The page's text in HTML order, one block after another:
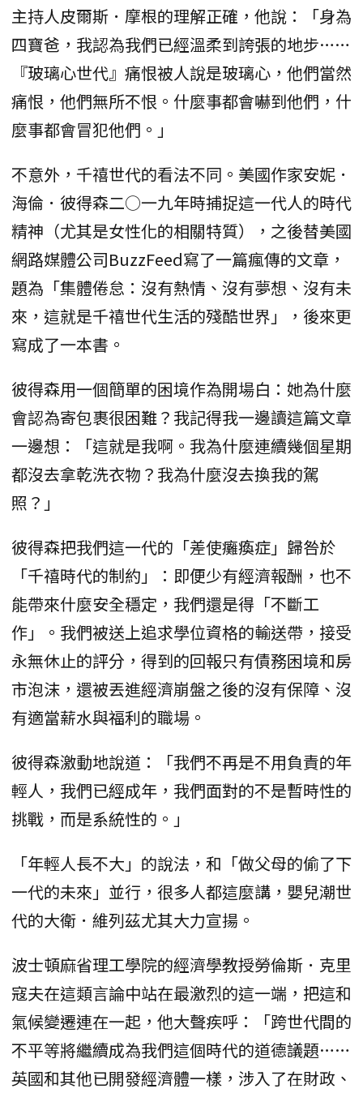
主持人皮爾斯．摩根的理解正確，他說：「身為
四寶爸，我認為我們已經溫柔到誇張的地步……
『玻璃心世代』痛恨被人說是玻璃心，他們當然
痛恨，他們無所不恨。什麼事都會嚇到他們，什
麼事都會冒犯他們。」
不意外，千禧世代的看法不同。美國作家安妮．
海倫．彼得森二○一九年時捕捉這一代人的時代
精神（尤其是女性化的相關特質），之後替美國
網路媒體公司BuzzFeed寫了一篇瘋傳的文章，
題為「集體倦怠：沒有熱情、沒有夢想、沒有未
來，這就是千禧世代生活的殘酷世界」，後來更
寫成了一本書。
彼得森用一個簡單的困境作為開場白：她為什麼
會認為寄包裹很困難？我記得我一邊讀這篇文章
一邊想：「這就是我啊。我為什麼連續幾個星期
都沒去拿乾洗衣物？我為什麼沒去換我的駕
照？」
彼得森把我們這一代的「差使癱瘓症」歸咎於
「千禧時代的制約」：即便少有經濟報酬，也不
能帶來什麼安全穩定，我們還是得「不斷工
作」。我們被送上追求學位資格的輸送帶，接受
永無休止的評分，得到的回報只有債務困境和房
市泡沫，還被丟進經濟崩盤之後的沒有保障、沒
有適當薪水與福利的職場。
彼得森激動地說道：「我們不再是不用負責的年
輕人，我們已經成年，我們面對的不是暫時性的
挑戰，而是系統性的。」
「年輕人長不大」的說法，和「做父母的偷了下
一代的未來」並行，很多人都這麼講，嬰兒潮世
代的大衛．維列茲尤其大力宣揚。
波士頓麻省理工學院的經濟學教授勞倫斯．克里
寇夫在這類言論中站在最激烈的這一端，把這和
氣候變遷連在一起，他大聲疾呼：「跨世代間的
不平等將繼續成為我們這個時代的道德議題……
英國和其他已開發經濟體一樣，涉入了在財政、